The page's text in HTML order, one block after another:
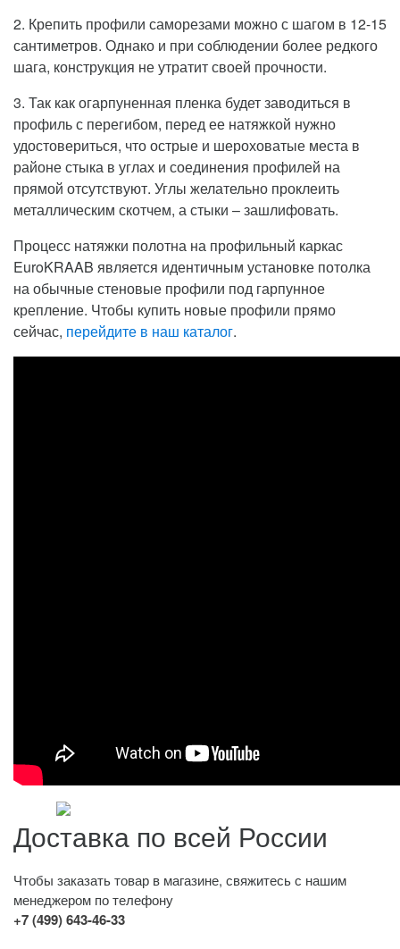
2. Крепить профили саморезами можно с шагом в 12-15
сантиметров. Однако и при соблюдении более редкого
шага, конструкция не утратит своей прочности.
3. Так как огарпуненная пленка будет заводиться в
профиль с перегибом, перед ее натяжкой нужно
удостовериться, что острые и шероховатые места в
районе стыка в углах и соединения профилей на
прямой отсутствуют. Углы желательно проклеить
металлическим скотчем, а стыки – зашлифовать.
Процесс натяжки полотна на профильный каркас
EuroKRAAB является идентичным установке потолка
на обычные стеновые профили под гарпунное
крепление. Чтобы купить новые профили прямо
сейчас, перейдите в наш каталог.
Доставка по всей России
Чтобы заказать товар в магазине, свяжитесь с нашим
менеджером по телефону
+7 (499) 643-46-33